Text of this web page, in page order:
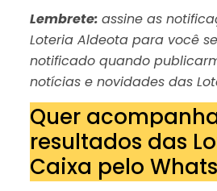
Lembrete: assine as
Loteria Aldeota para você
notificado quando
notícias e novidades das
Quer
resultados das
Caixa pelo